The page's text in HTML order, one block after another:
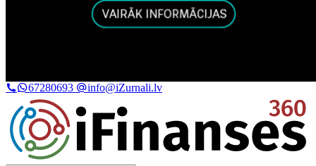
67280693 info@iZurnali.lv